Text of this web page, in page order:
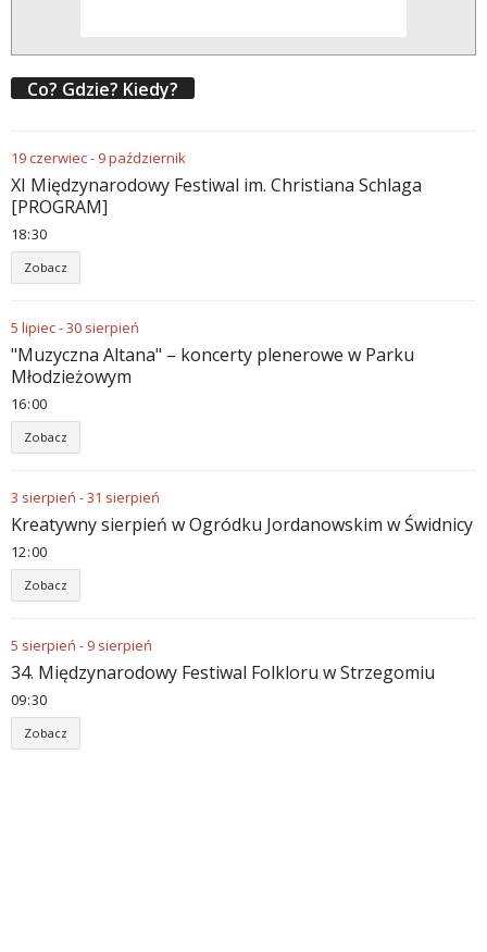
Co? Gdzie? Kiedy?
19czerwiec- 9październik
XI Międzynarodowy Festiwal im. Christiana Schlaga
[PROGRAM]
18:30
Zobacz
5 lipiec-30 sierpień
"Muzyczna Altana" – koncerty plenerowe w Parku
Młodzieżowym
16:00
Zobacz
3 sierpień -31 sierpień
Kreatywny sierpień w Ogródku Jordanowskim w Świdnicy
12:00
Zobacz
5 sierpień - 9 sierpień
34. Międzynarodowy Festiwal Folkloru w Strzegomiu
09:30
Zobacz